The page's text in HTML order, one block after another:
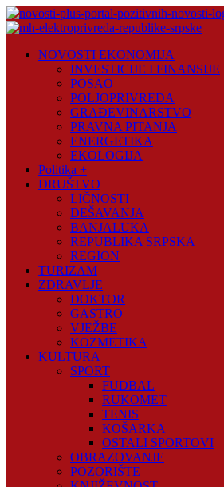
Skip
to
Plus
NOVOSTI EKONOMIJA
INVESTICIJE I FINANSIJE
POSAO
POLJOPRIVREDA
GRAĐEVINARSTVO
PRAVNA PITANJA
ENERGETIKA
EKOLOGIJA
Politika +
DRUŠTVO
LIČNOSTI
DEŠAVANJA
BANJALUKA
REPUBLIKA SRPSKA
REGION
TURIZAM
ZDRAVLJE
DOKTOR
GASTRO
VJEŽBE
KOZMETIKA
KULTURA
SPORT
FUDBAL
RUKOMET
TENIS
KOŠARKA
OSTALI SPORTOVI
OBRAZOVANJE
POZORIŠTE